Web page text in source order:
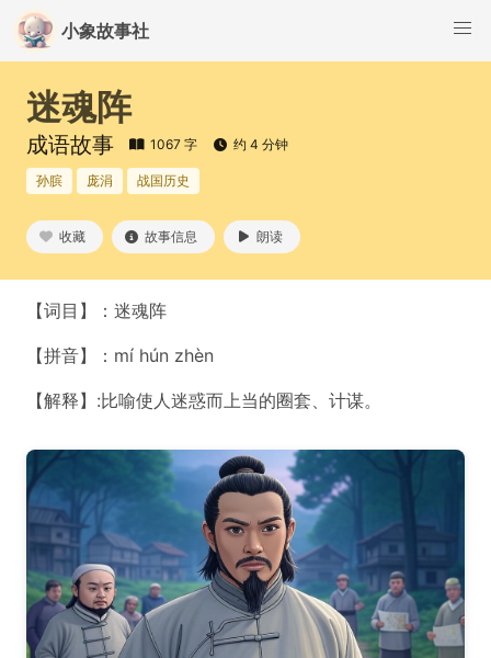
小象故事社
迷魂阵
成语故事 1067 字 约 4 分钟
孙膑 庞涓 战国历史
收藏 故事信息 朗读
【词目】：迷魂阵
【拼音】：mí hún zhèn
【解释】:比喻使人迷惑而上当的圈套、计谋。